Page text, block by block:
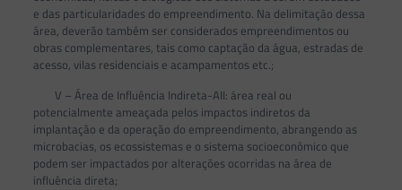
e das particularidades do empreendimento. Na delimitação dessa
área, deverão também ser considerados empreendimentos ou
obras complementares, tais como captação da água, estradas de
acesso, vilas residenciais e acampamentos etc.;
V – Área de Influência Indireta-AII: área real ou
potencialmente ameaçada pelos impactos indiretos da
implantação e da operação do empreendimento, abrangendo as
microbacias, os ecossistemas e o sistema socioeconômico que
podem ser impactados por alterações ocorridas na área de
influência direta;